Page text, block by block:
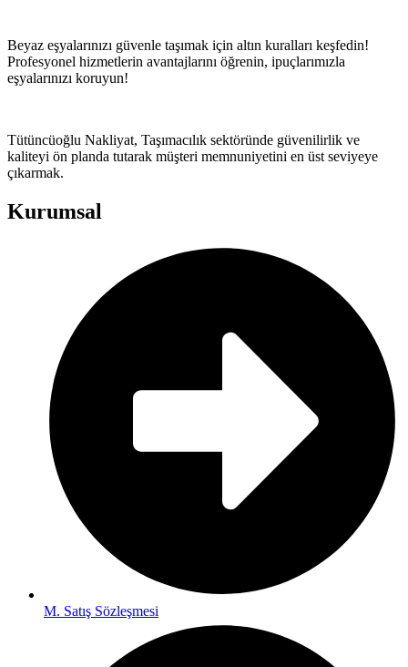
Beyaz eşyalarınızı güvenle taşımak için altın kuralları keşfedin!
Profesyonel hizmetlerin avantajlarını öğrenin, ipuçlarımızla
eşyalarınızı koruyun!
Tütüncüoğlu Nakliyat, Taşımacılık sektöründe güvenilirlik ve
kaliteyi ön planda tutarak müşteri memnuniyetini en üst seviyeye
çıkarmak.
Kurumsal
M. Satış Sözleşmesi